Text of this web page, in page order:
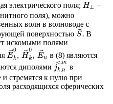
электрического поля; H⊥ −
поля), можно
волн в волноводе с
поверхностью S
¯. В
искомыми полями
E⃗0
k, H⃗0
k , E⃗n в (8) являются
диполями j⃗
e,m
k,n
в
и стремятся к нулю при
расходящихся сферических